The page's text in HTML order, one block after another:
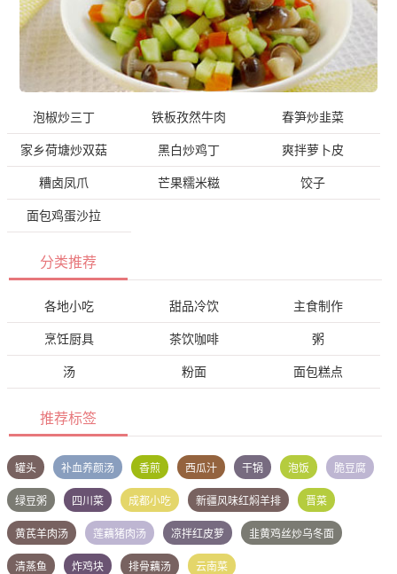
泡椒炒三丁 铁板孜然牛肉 春笋炒韭菜
家乡荷塘炒双菇 黑白炒鸡丁 爽拌萝卜皮
糟卤凤爪 芒果糯米糍 饺子
面包鸡蛋沙拉
分类推荐
各地小吃 甜品冷饮 主食制作
烹饪厨具 茶饮咖啡 粥
汤 粉面 面包糕点
推荐标签
罐头 补血养颜汤 香煎 西瓜汁 干锅 泡饭 脆豆腐
绿豆粥 四川菜 成都小吃 新疆风味红焖羊排 晋菜
黄芪羊肉汤 莲藕猪肉汤 凉拌红皮萝 韭黄鸡丝炒乌冬面
清蒸鱼 炸鸡块 排骨藕汤 云南菜